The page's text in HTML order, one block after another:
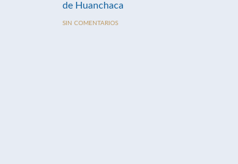
de Huanchaca
SIN COMENTARIOS